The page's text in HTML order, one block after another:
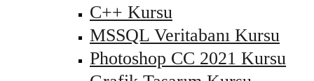
C++ Kursu
MSSQL Veritabanı Kursu
Photoshop CC 2021 Kursu